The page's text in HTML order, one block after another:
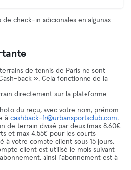
de check-in adicionales en algunas
de tennis de Paris ne sont
back ». Cela fonctionne de la
directement sur la plateforme
du reçu, avec votre nom, prénom
à cashback-fr@urbansportsclub.com.
de terrain divisé par deux (max 8,60€
et max 4,55€ pour les courts
à votre compte client sous 15 jours.
client est utilisé le mois suivant
ainsi l'abonnement est à